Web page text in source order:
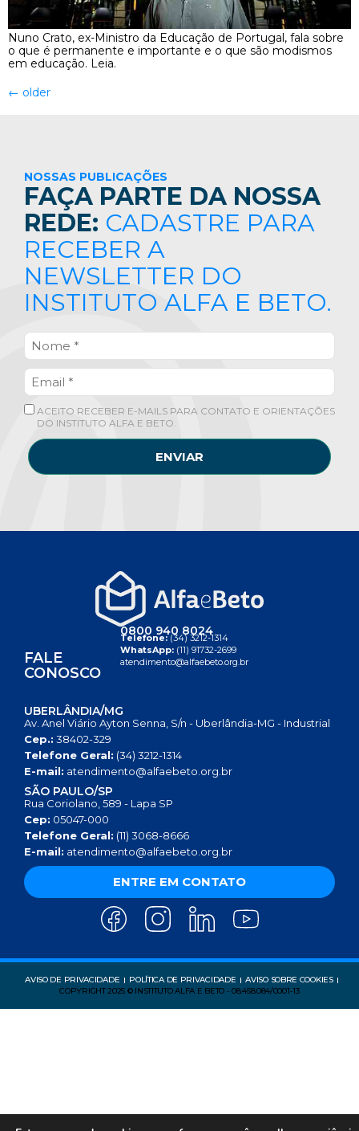
Nuno Crato, ex-Ministro da Educação de Portugal, fala sobre
o que é permanente e importante e o que são modismos
em educação. Leia.
← older
NOSSAS PUBLICAÇÕES
FAÇA PARTE DA NOSSA
REDE: CADASTRE PARA
RECEBER A
NEWSLETTER DO
INSTITUTO ALFA E BETO.
ACEITO RECEBER E-MAILS PARA CONTATO E ORIENTAÇÕES
DO INSTITUTO ALFA E BETO.
ENVIAR
FALE
CONOSCO
0800 940 8024
Telefone:(34) 3212-1314
WhatsApp: (11) 91732-2699
atendimento@alfaebeto.org.br
UBERLÂNDIA/MG
Av. Anel Viário Ayton Senna, S/n - Uberlândia-MG - Industrial
Cep.: 38402-329
Telefone Geral: (34) 3212-1314
E-mail: atendimento@alfaebeto.org.br
SÃO PAULO/SP
Rua Coriolano, 589 - Lapa SP
Cep: 05047-000
Telefone Geral: (11) 3068-8666
E-mail: atendimento@alfaebeto.org.br
ENTRE EM CONTATO
AVISO DE PRIVACIDADE POLÍTICA DE PRIVACIDADE
AVISO SOBRE COOKIES
COPYRIGHT 2025 © INSTITUTO ALFA E BETO - 08.458.084/0001-13